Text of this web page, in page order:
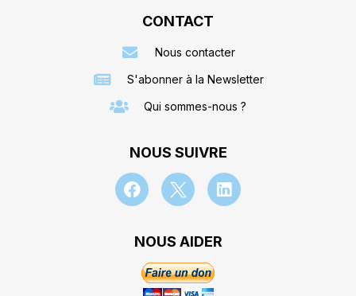
CONTACT
Nous contacter
S'abonner à la Newsletter
Qui sommes-nous ?
NOUS SUIVRE
NOUS AIDER